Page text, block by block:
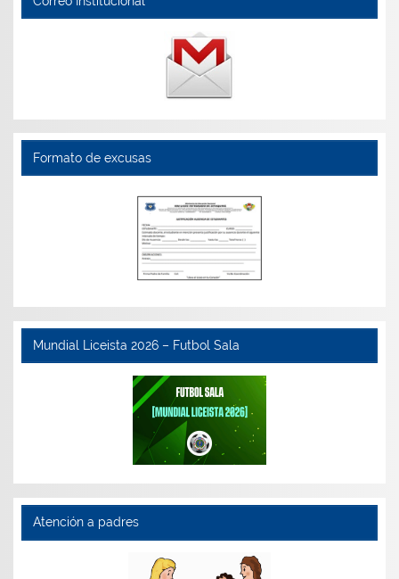
Formato de excusas
Mundial Liceista 2026 – Futbol Sala
Atención a padres